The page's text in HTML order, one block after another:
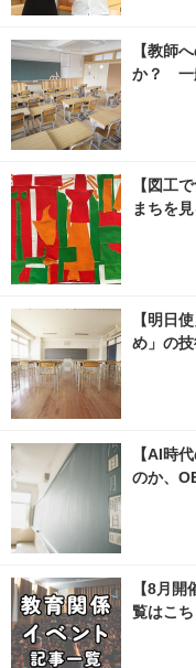
【教師
か？ 一
【図工
まちを
【明日
め」の
【AI時
のか、
【8月
覧はこち